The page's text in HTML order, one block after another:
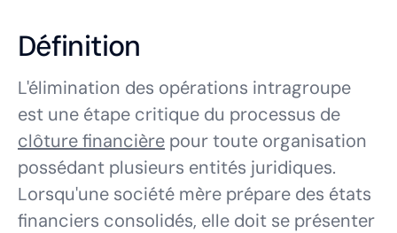
Définition
L'élimination des opérations intragroupe
est une étape critique du processus de
clôture financière pour toute organisation
possédant plusieurs entités juridiques.
Lorsqu'une société mère prépare des états
financiers consolidés, elle doit se présenter